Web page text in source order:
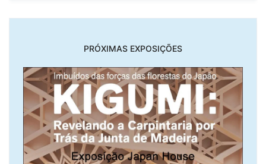
PRÓXIMAS EXPOSIÇÕES